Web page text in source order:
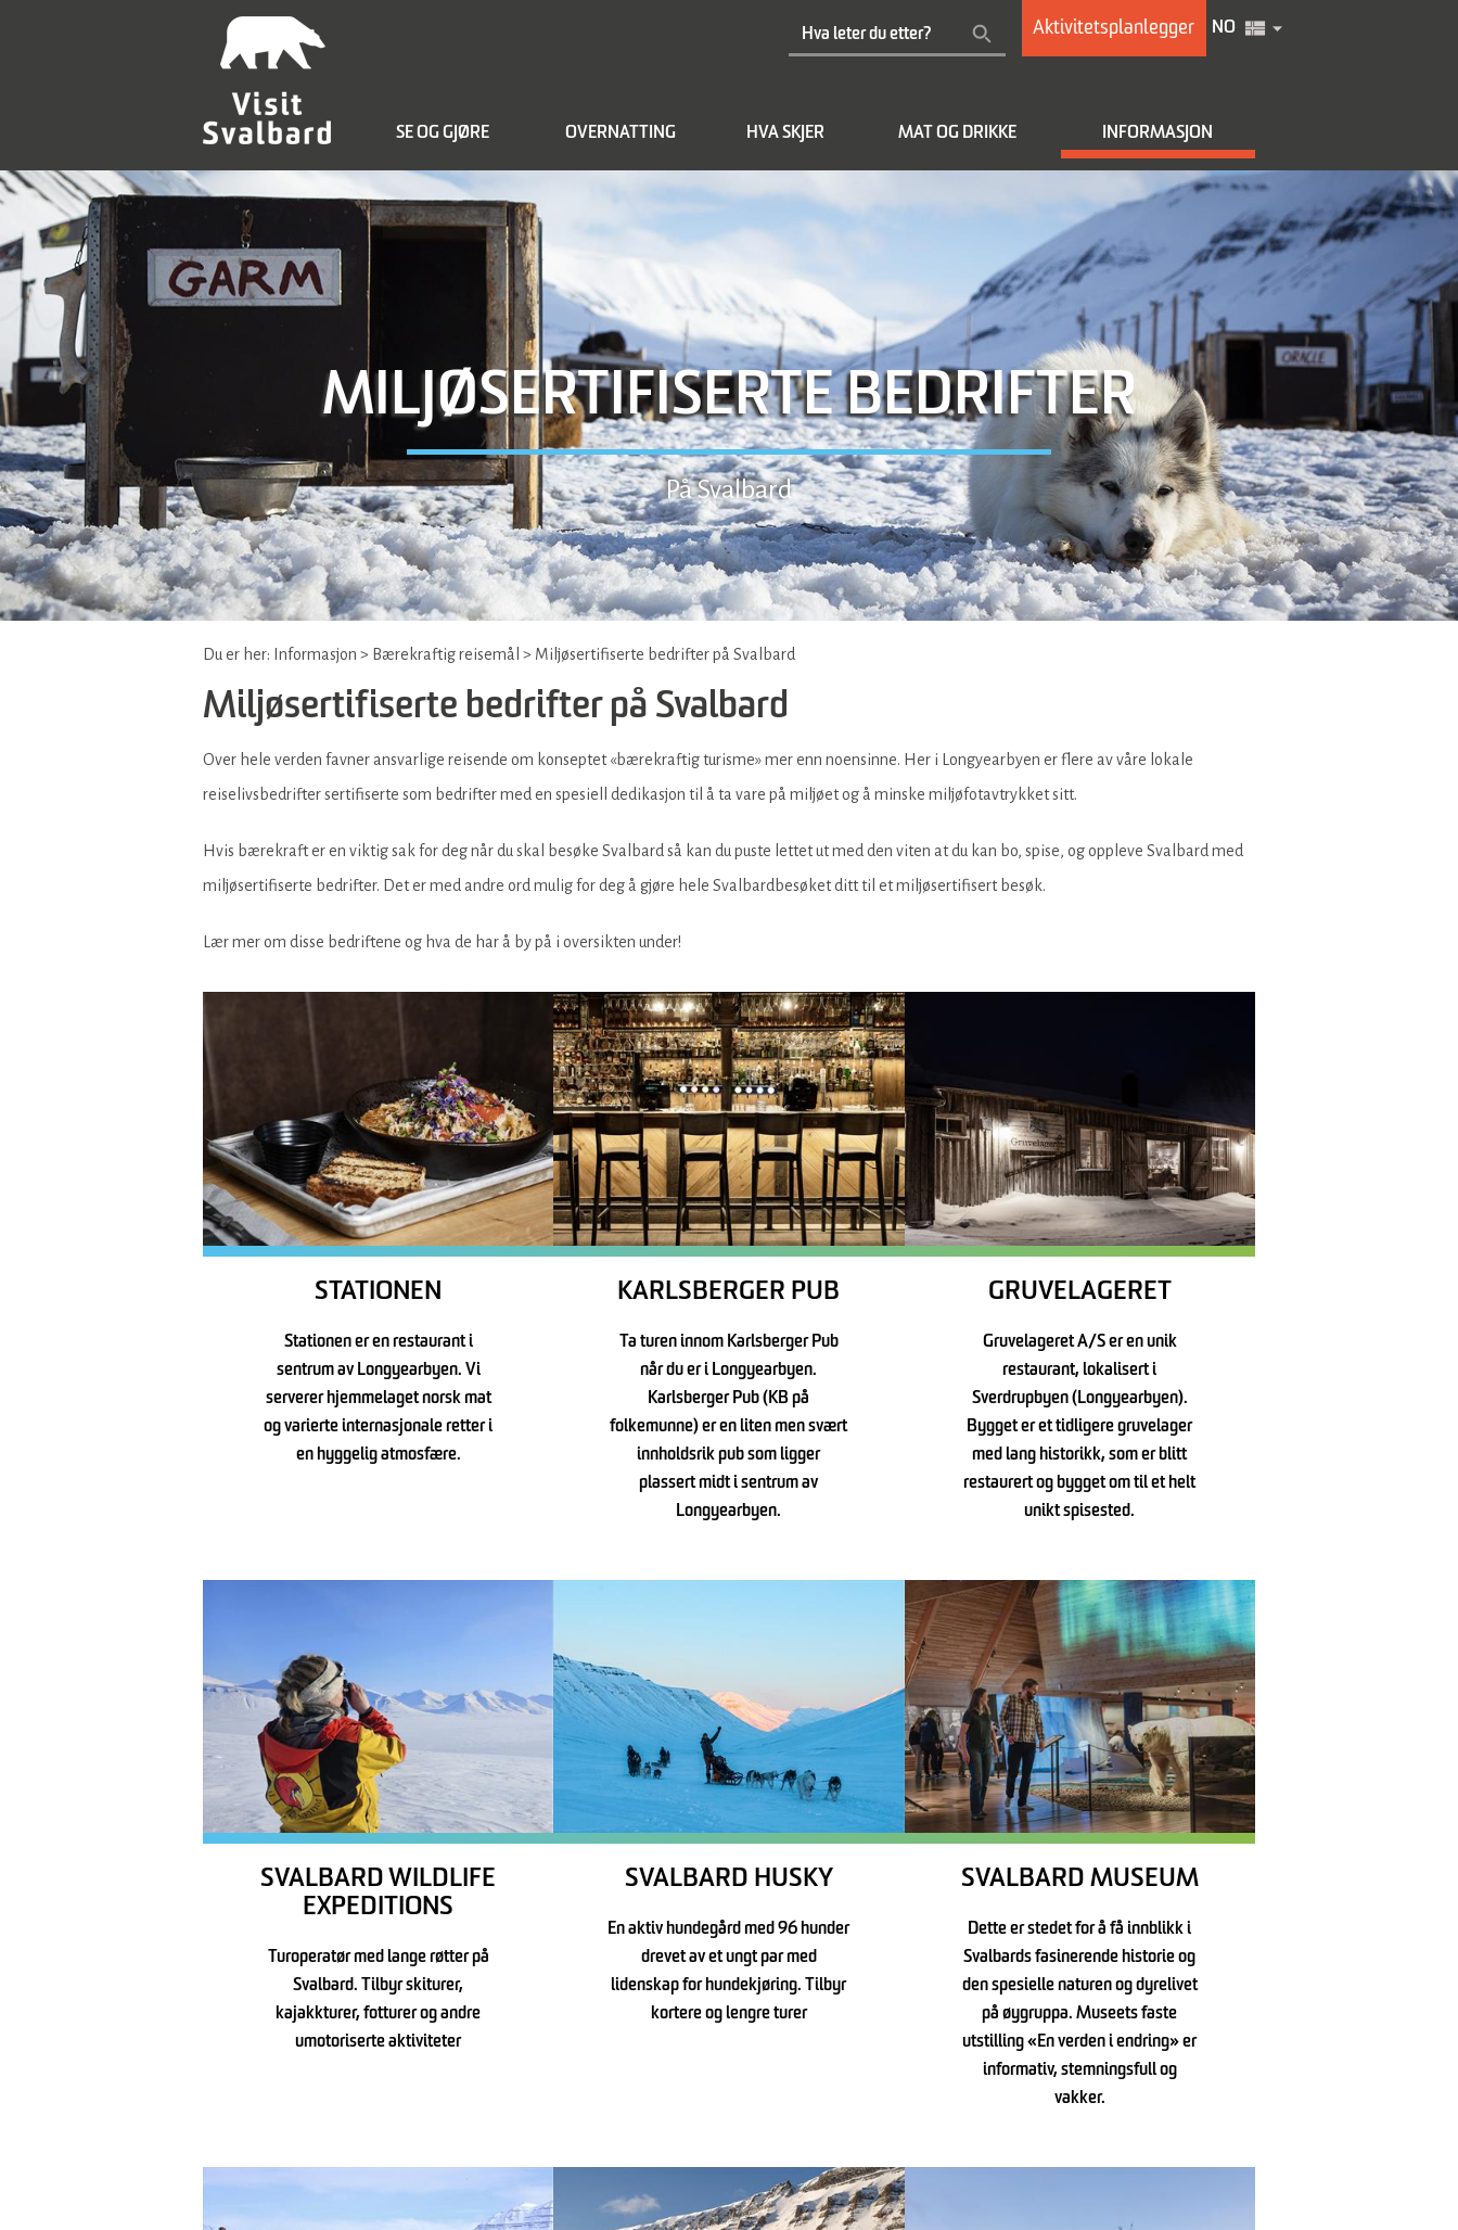
Aktivitetsplanlegger NO
SE OG GJØRE OVERNATTING HVA SKJER MAT OG DRIKKE INFORMASJON
MILJØSERTIFISERTE BEDRIFTER
På Svalbard
Du er her: Informasjon > Bærekraftig reisemål > Miljøsertifiserte bedrifter på Svalbard
Miljøsertifiserte bedrifter på Svalbard
Over hele verden favner ansvarlige reisende om konseptet «bærekraftig turisme» mer enn noensinne. Her i Longyearbyen er flere av våre lokale
reiselivsbedrifter sertifiserte som bedrifter med en spesiell dedikasjon til å ta vare på miljøet og å minske miljøfotavtrykket sitt.
Hvis bærekraft er en viktig sak for deg når du skal besøke Svalbard så kan du puste lettet ut med den viten at du kan bo, spise, og oppleve Svalbard med
miljøsertifiserte bedrifter. Det er med andre ord mulig for deg å gjøre hele Svalbardbesøket ditt til et miljøsertifisert besøk.
Lær mer om disse bedriftene og hva de har å by på i oversikten under!
STATIONEN
Stationen er en restaurant i
sentrum av Longyearbyen. Vi
serverer hjemmelaget norsk mat
og varierte internasjonale retter i
en hyggelig atmosfære.
KARLSBERGER PUB
Ta turen innom Karlsberger Pub
når du er i Longyearbyen.
Karlsberger Pub (KB på
folkemunne) er en liten men svært
innholdsrik pub som ligger
plassert midt i sentrum av
Longyearbyen.
GRUVELAGERET
Gruvelageret A/S er en unik
restaurant, lokalisert i
Sverdrupbyen (Longyearbyen).
Bygget er et tidligere gruvelager
med lang historikk, som er blitt
restaurert og bygget om til et helt
unikt spisested.
SVALBARD WILDLIFE
EXPEDITIONS
Turoperatør med lange røtter på
Svalbard. Tilbyr skiturer,
kajakkturer, fotturer og andre
umotoriserte aktiviteter
SVALBARD HUSKY
En aktiv hundegård med 96 hunder
drevet av et ungt par med
lidenskap for hundekjøring. Tilbyr
kortere og lengre turer
SVALBARD MUSEUM
Dette er stedet for å få innblikk i
Svalbards fasinerende historie og
den spesielle naturen og dyrelivet
på øygruppa. Museets faste
utstilling «En verden i endring» er
informativ, stemningsfull og
vakker.